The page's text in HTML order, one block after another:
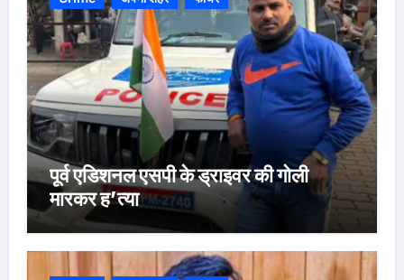
पूर्व एडिशनल एसपी के ड्राइवर की गोली
मारकर ह’त्या